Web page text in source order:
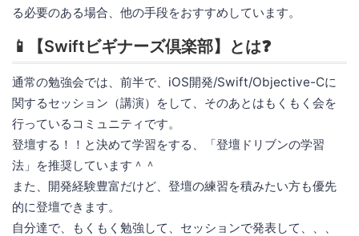
る必要のある場合、他の手段をおすすめしています。
📱【Swiftビギナーズ倶楽部】とは❓
通常の勉強会では、前半で、iOS開発/Swift/Objective-Cに
関するセッション（講演）をして、そのあとはもくもく会を
行っているコミュニティです。
登壇する！！と決めて学習をする、「登壇ドリブンの学習
法」を推奨しています＾＾
また、開発経験豊富だけど、登壇の練習を積みたい方も優先
的に登壇できます。
自分達で、もくもく勉強して、セッションで発表して、、、